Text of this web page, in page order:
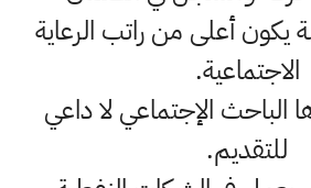
يكون أعلى من راتب الرعاية
الاجتماعية.
الباحث الإجتماعي لا داعي
للتقديم.